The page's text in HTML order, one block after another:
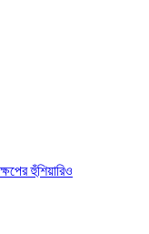
হুঁশিয়ারিও